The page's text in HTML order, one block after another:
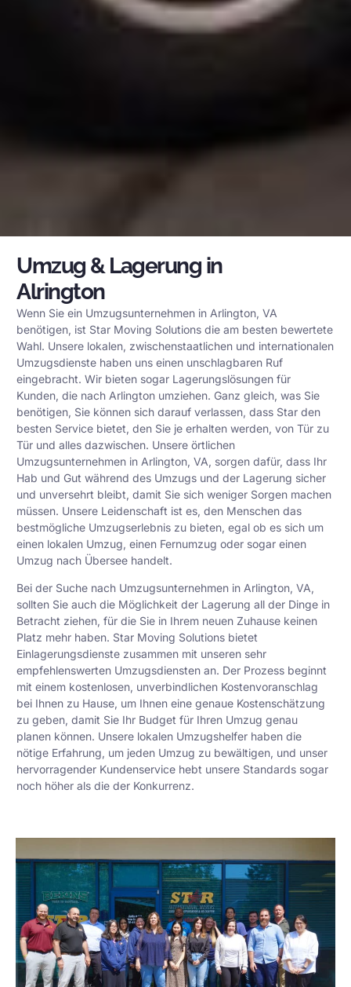
Umzug & Lagerung in
Alrington
Wenn Sie ein Umzugsunternehmen in Arlington, VA
benötigen, ist Star Moving Solutions die am besten bewertete
Wahl. Unsere lokalen, zwischenstaatlichen und internationalen
Umzugsdienste haben uns einen unschlagbaren Ruf
eingebracht. Wir bieten sogar Lagerungslösungen für
Kunden, die nach Arlington umziehen. Ganz gleich, was Sie
benötigen, Sie können sich darauf verlassen, dass Star den
besten Service bietet, den Sie je erhalten werden, von Tür zu
Tür und alles dazwischen. Unsere örtlichen
Umzugsunternehmen in Arlington, VA, sorgen dafür, dass Ihr
Hab und Gut während des Umzugs und der Lagerung sicher
und unversehrt bleibt, damit Sie sich weniger Sorgen machen
müssen. Unsere Leidenschaft ist es, den Menschen das
bestmögliche Umzugserlebnis zu bieten, egal ob es sich um
einen lokalen Umzug, einen Fernumzug oder sogar einen
Umzug nach Übersee handelt.
Bei der Suche nach Umzugsunternehmen in Arlington, VA,
sollten Sie auch die Möglichkeit der Lagerung all der Dinge in
Betracht ziehen, für die Sie in Ihrem neuen Zuhause keinen
Platz mehr haben. Star Moving Solutions bietet
Einlagerungsdienste zusammen mit unseren sehr
empfehlenswerten Umzugsdiensten an. Der Prozess beginnt
mit einem kostenlosen, unverbindlichen Kostenvoranschlag
bei Ihnen zu Hause, um Ihnen eine genaue Kostenschätzung
zu geben, damit Sie Ihr Budget für Ihren Umzug genau
planen können. Unsere lokalen Umzugshelfer haben die
nötige Erfahrung, um jeden Umzug zu bewältigen, und unser
hervorragender Kundenservice hebt unsere Standards sogar
noch höher als die der Konkurrenz.